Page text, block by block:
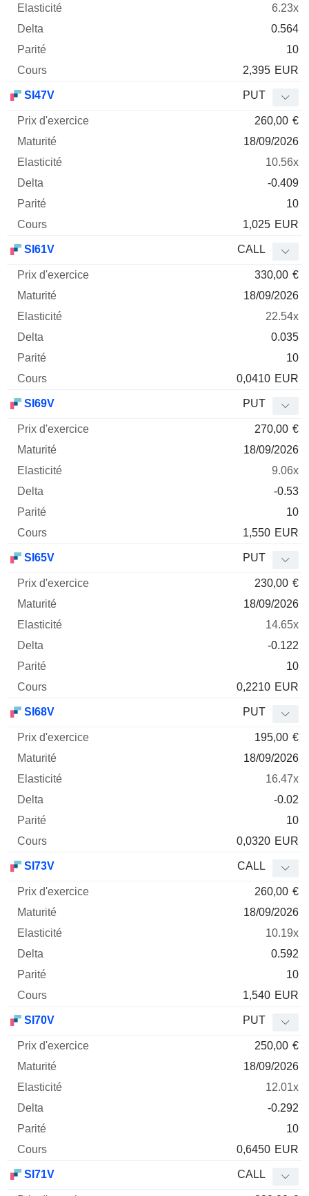
6.23x
0.564
10
2,395 EUR
SI47V PUT
260,00 €
18/09/2026
10.56x
-0.409
10
1,025 EUR
SI61V CALL
330,00 €
18/09/2026
22.54x
0.035
10
0,0410 EUR
SI69V PUT
270,00 €
18/09/2026
9.06x
-0.53
10
1,550 EUR
SI65V PUT
230,00 €
18/09/2026
14.65x
-0.122
10
0,2210 EUR
SI68V PUT
195,00 €
18/09/2026
16.47x
-0.02
10
0,0320 EUR
SI73V CALL
260,00 €
18/09/2026
10.19x
0.592
10
1,540 EUR
SI70V PUT
250,00 €
18/09/2026
12.01x
-0.292
10
0,6450 EUR
SI71V CALL